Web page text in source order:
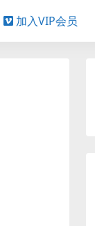
加入VIP会员